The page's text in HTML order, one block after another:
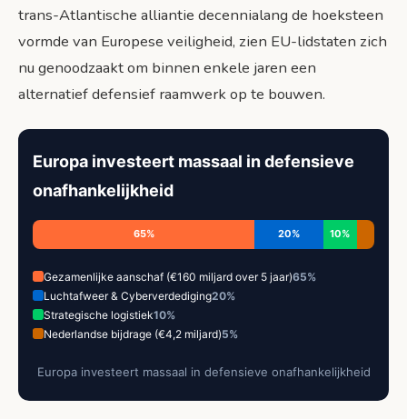
trans-Atlantische alliantie decennialang de hoeksteen
vormde van Europese veiligheid, zien EU-lidstaten zich
nu genoodzaakt om binnen enkele jaren een
alternatief defensief raamwerk op te bouwen.
Europa investeert massaal in defensieve
onafhankelijkheid
65% 20% 10%
Gezamenlijke aanschaf (€160 miljard over 5 jaar)65%
Luchtafweer & Cyberverdediging20%
Strategische logistiek10%
Nederlandse bijdrage (€4,2 miljard)5%
Europa investeert massaal in defensieve onafhankelijkheid